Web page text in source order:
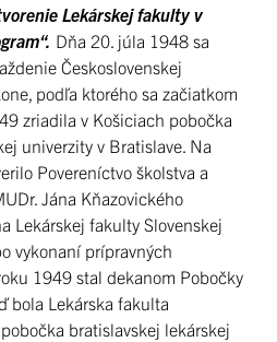
Lekárskej fakulty v
Dňa 20. júla 1948 sa
Československej
podľa ktorého sa začiatkom
zriadila v Košiciach pobočka
univerzity v Bratislave. Na
Povereníctvo školstva a
Jána Kňazovického
Lekárskej fakulty Slovenskej
vykonaní prípravných
1949 stal dekanom Pobočky
bola Lekárska fakulta
bratislavskej lekárskej